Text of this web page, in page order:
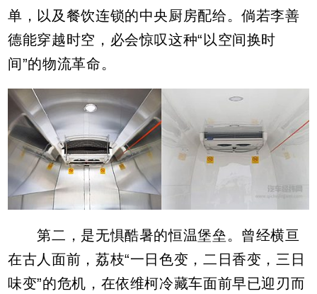
单，以及餐饮连锁的中央厨房配给。倘若李善
德能穿越时空，必会惊叹这种“以空间换时
间”的物流革命。
第二，是无惧酷暑的恒温堡垒。曾经横亘
在古人面前，荔枝“一日色变，二日香变，三日
味变”的危机，在依维柯冷藏车面前早已迎刃而